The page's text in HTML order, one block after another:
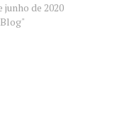
junho de 2020